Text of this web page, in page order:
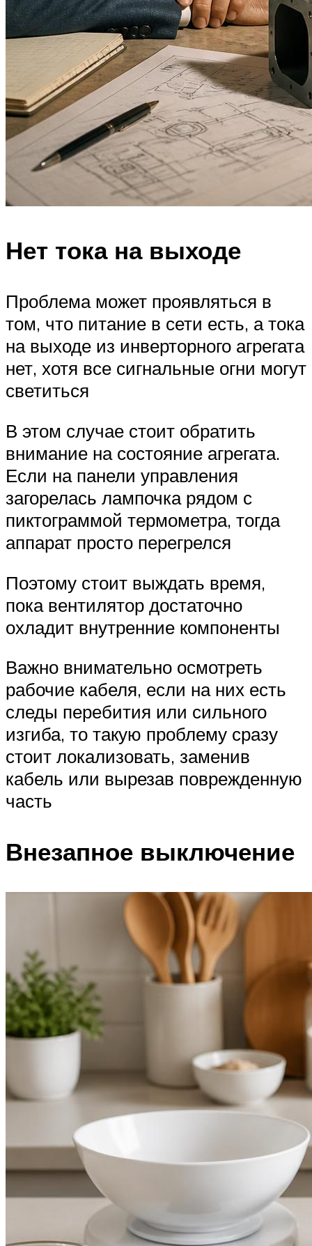
Нет тока на выходе
Проблема может проявляться в
том, что питание в сети есть, а тока
на выходе из инверторного агрегата
нет, хотя все сигнальные огни могут
светиться
В этом случае стоит обратить
внимание на состояние агрегата.
Если на панели управления
загорелась лампочка рядом с
пиктограммой термометра, тогда
аппарат просто перегрелся
Поэтому стоит выждать время,
пока вентилятор достаточно
охладит внутренние компоненты
Важно внимательно осмотреть
рабочие кабеля, если на них есть
следы перебития или сильного
изгиба, то такую проблему сразу
стоит локализовать, заменив
кабель или вырезав поврежденную
часть
Внезапное выключение